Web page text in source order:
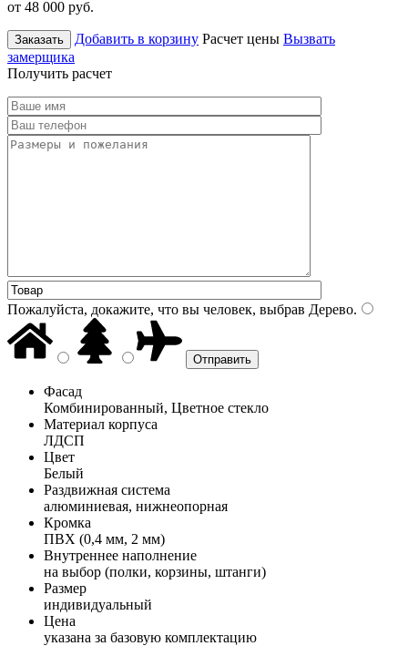
от 48 000 руб.
Заказать Добавить в корзину Расчет цены Вызвать
замерщика
Получить расчет
Пожалуйста, докажите, что вы человек, выбрав Дерево.
Фасад
Комбинированный, Цветное стекло
Материал корпуса
ЛДСП
Цвет
Белый
Раздвижная система
алюминиевая, нижнеопорная
Кромка
ПВХ (0,4 мм, 2 мм)
Внутреннее наполнение
на выбор (полки, корзины, штанги)
Размер
индивидуальный
Цена
указана за базовую комплектацию